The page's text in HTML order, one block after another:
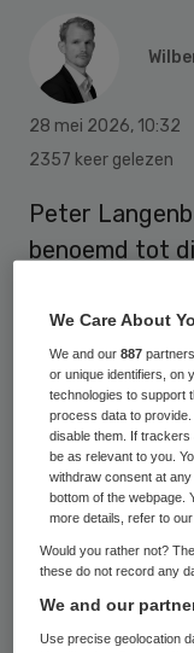
28 mei 2026, 10:32
2357 keer gelezen
Peter
benoemd tot
CEOwordtvan
Langenbach
Zorginkoop
jarenlange
Luchtmacht
overstap
begon in de
Financiën in
We Care About
We and our887
or unique identifiers, on
technologies to support
process data to
disable them. If
be as relevant to you.
withdraw consent at
bottom of the webpage.
more details, refer to
Would you rather not?
these do not record any
We and our
Use precise geolocation